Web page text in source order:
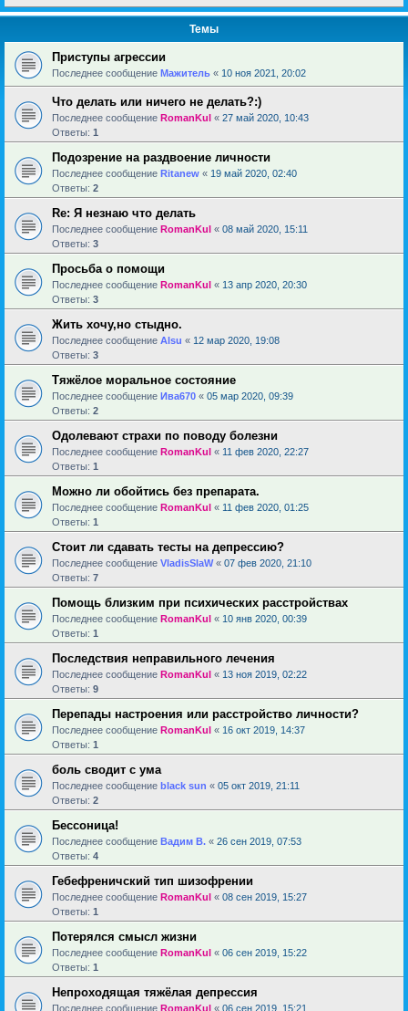
Темы
Приступы агрессии
Последнее сообщение Мажитель « 10 ноя 2021, 20:02
Что делать или ничего не делать?:)
Последнее сообщение RomanKul « 27 май 2020, 10:43
Ответы: 1
Подозрение на раздвоение личности
Последнее сообщение Ritanew « 19 май 2020, 02:40
Ответы: 2
Re: Я незнаю что делать
Последнее сообщение RomanKul « 08 май 2020, 15:11
Ответы: 3
Просьба о помощи
Последнее сообщение RomanKul « 13 апр 2020, 20:30
Ответы: 3
Жить хочу,но стыдно.
Последнее сообщение Alsu « 12 мар 2020, 19:08
Ответы: 3
Тяжёлое моральное состояние
Последнее сообщение Ива670 « 05 мар 2020, 09:39
Ответы: 2
Одолевают страхи по поводу болезни
Последнее сообщение RomanKul « 11 фев 2020, 22:27
Ответы: 1
Можно ли обойтись без препарата.
Последнее сообщение RomanKul « 11 фев 2020, 01:25
Ответы: 1
Стоит ли сдавать тесты на депрессию?
Последнее сообщение VladisSlaW« 07 фев 2020, 21:10
Ответы: 7
Помощь близким при психических расстройствах
Последнее сообщение RomanKul « 10 янв 2020, 00:39
Ответы: 1
Последствия неправильного лечения
Последнее сообщение RomanKul « 13 ноя 2019, 02:22
Ответы: 9
Перепады настроения или расстройство личности?
Последнее сообщение RomanKul « 16 окт 2019, 14:37
Ответы: 1
боль сводит с ума
Последнее сообщение black sun « 05 окт 2019, 21:11
Ответы: 2
Бессоница!
Последнее сообщение Вадим В. « 26 сен 2019, 07:53
Ответы: 4
Гебефреничский тип шизофрении
Последнее сообщение RomanKul « 08 сен 2019, 15:27
Ответы: 1
Потерялся смысл жизни
Последнее сообщение RomanKul « 06 сен 2019, 15:22
Ответы: 1
Непроходящая тяжёлая депрессия
Последнее сообщение RomanKul « 06 сен 2019, 15:21